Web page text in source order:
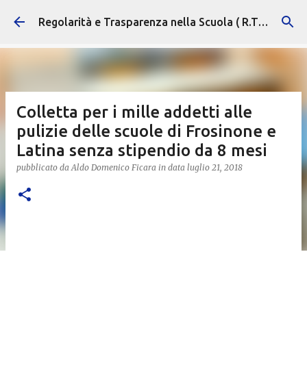
Passa ai contenuti principali Regolarità e Trasparenza nella Scuola ( R.T.S. )
Colletta per i mille addetti alle
pulizie delle scuole di Frosinone e
Latina senza stipendio da 8 mesi
pubblicato daAldo Domenico Ficara in data luglio 21, 2018